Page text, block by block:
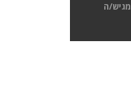
מגיש/ה